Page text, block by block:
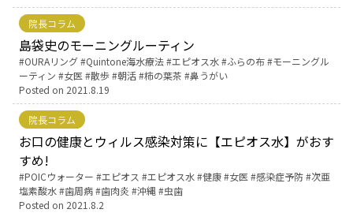
院長コラム
島袋史のモーニングルーティン
Tags:
OURAリング Quintone海水療法 エピオス水 ふらの布
モーニングル
ーティン
女医 散歩 朝活 柿の葉茶
鼻うがい
Posted on 2021.8.19
院長コラム
お口の健康とウィルス感染対策に【エピオス水】がおす
すめ!
Tags:
POICウォーター エピオス エピオス水 健康 女医 感染症予防 次亜
塩素酸水 歯周病 歯肉炎 沖縄
虫歯
Posted on 2021.8.2